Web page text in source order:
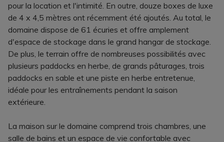
pour la location et l'intimité. En outre, douze boxes de luxe
de 4 x 4,5 mètres ont récemment été ajoutés. Au total, le
domaine dispose de 61 écuries et offre amplement
d'espace de stockage dans le grand hangar de stockage.
De plus, le terrain offre de nombreuses possibilités avec
plusieurs paddocks en herbe, de grands pâturages, trois
paddocks en sable et une piste en herbe entretenue,
idéale pour les entraînements pendant la saison
extérieure.
La maison sur le domaine comprend trois chambres, une
salle de bains et un espace de vie confortable avec